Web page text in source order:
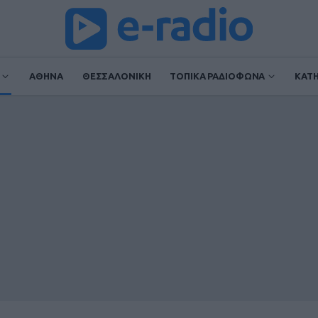
ΑΘΗΝΑ ΘΕΣΣΑΛΟΝΙΚΗ ΤΟΠΙΚΑ ΡΑΔΙΟΦΩΝΑ